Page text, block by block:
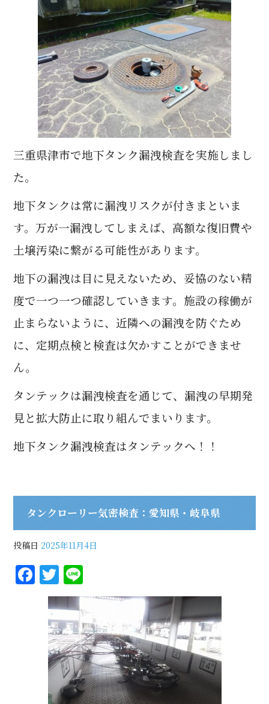
c
e
b
o
o
k
it
te
r
e
三重県津市で地下タンク漏洩検査を実施しまし
た。
地下タンクは常に漏洩リスクが付きまといま
す。万が一漏洩してしまえば、高額な復旧費や
土壌汚染に繋がる可能性があります。
地下の漏洩は目に見えないため、妥協のない精
度で一つ一つ確認していきます。施設の稼働が
止まらないように、近隣への漏洩を防ぐため
に、定期点検と検査は欠かすことができませ
ん。
タンテックは漏洩検査を通じて、漏洩の早期発
見と拡大防止に取り組んでまいります。
地下タンク漏洩検査はタンテックへ！！
タンクローリー気密検査：愛知県・岐阜県
投稿日 2025年11月4日
F
a
T
w
it
te
r
n
e